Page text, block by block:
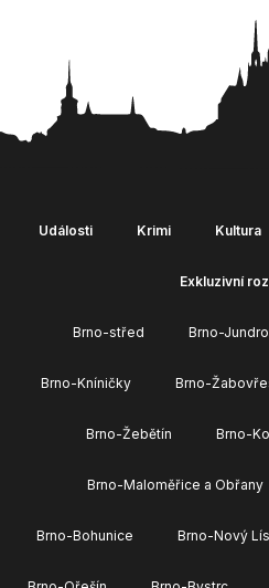
Události Krimi Kultura
Exkluzivní
Brno-střed Brno-
Brno-Kníničky Brno-
Brno-Žebětín Brno-
Brno-Maloměřice a Obřany
Brno-Bohunice Brno-Nový